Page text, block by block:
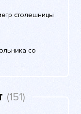
столешницы
со
(151)